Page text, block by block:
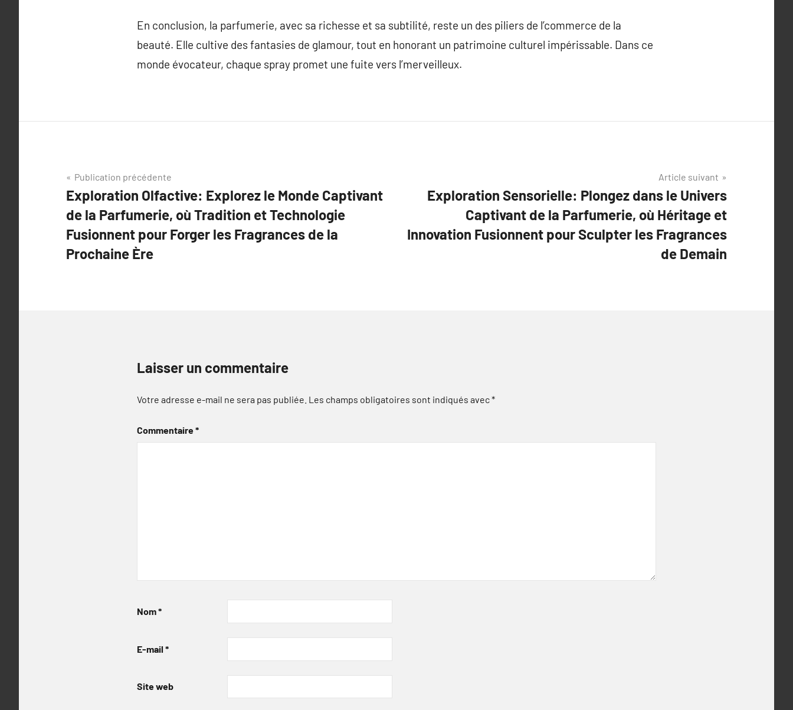
En conclusion, la parfumerie, avec sa richesse et sa subtilité, reste un des piliers de l’commerce de la
beauté. Elle cultive des fantasies de glamour, tout en honorant un patrimoine culturel impérissable. Dans ce
monde évocateur, chaque spray promet une fuite vers l’merveilleux.
Navigation
de
l’article
Publication précédente
Exploration Olfactive: Explorez le Monde Captivant
de la Parfumerie, où Tradition et Technologie
Fusionnent pour Forger les Fragrances de la
Prochaine Ère
Article suivant
Exploration Sensorielle: Plongez dans le Univers
Captivant de la Parfumerie, où Héritage et
Innovation Fusionnent pour Sculpter les Fragrances
de Demain
Laisser un commentaire
Votre adresse e-mail ne sera pas publiée. Les champs obligatoires sont indiqués avec*
Commentaire*
Nom*
E-mail *
Site web